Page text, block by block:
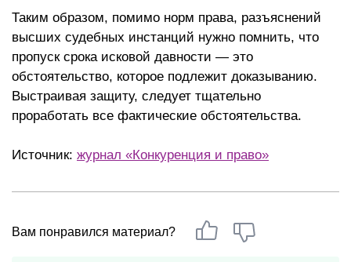
Таким образом, помимо норм права, разъяснений
высших судебных инстанций нужно помнить, что
пропуск срока исковой давности — это
обстоятельство, которое подлежит доказыванию.
Выстраивая защиту, следует тщательно
проработать все фактические обстоятельства.
Источник: журнал «Конкуренция и право»
Вам понравился материал?